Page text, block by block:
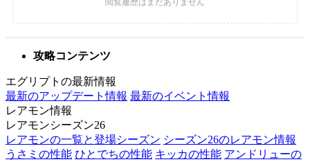
攻略コンテンツ
エグリプトの最新情報
最新のアップデート情報 最新のイベント情報
レアモン情報
レアモンシーズン26
レアモンの一覧と登場シーズン シーズン26のレアモン情報
うさミの性能 ひとでちの性能 キッカの性能 アンドリューの